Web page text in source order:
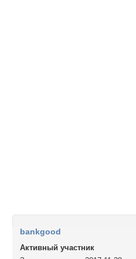
bankgood
Активный участник